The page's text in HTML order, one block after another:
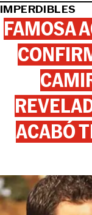
IMPERDIBLES
FAMOSA
ACABÓ